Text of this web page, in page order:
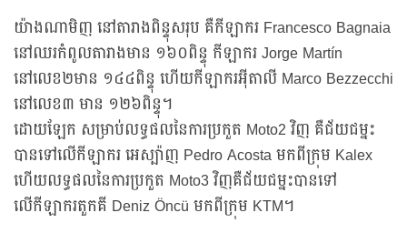
យ៉ាងណាមិញ នៅតារាងពិន្ទុសរុប គឺកីឡាករ Francesco Bagnaia
នៅឈរកំពូលតារាងមាន ១៦០ពិន្ទុ កីឡាករ Jorge Martín
នៅលេខ២មាន ១៤៤ពិន្ទុ ហើយកីឡាករអ៊ីតាលី Marco Bezzecchi
នៅលេខ៣ មាន ១២៦ពិន្ទុ។
ដោយឡែក សម្រាប់លទ្ធផលនៃការប្រកួត Moto2 វិញ គឺជ័យជម្នះ
បានទៅលើកីឡាករ អេស្ប៉ាញ Pedro Acosta មកពីក្រុម Kalex
ហើយលទ្ធផលនៃការប្រកួត Moto3 វិញគឺជ័យជម្នះបានទៅ
លើកីឡាករតួកគី Deniz Öncü មកពីក្រុម KTM។